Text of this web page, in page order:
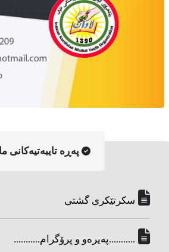
په‌ڕه‌ تایبه‌تیه‌کانی
سکرتێکری گشتی
...........په‌یره‌و و پرۆگرام...........